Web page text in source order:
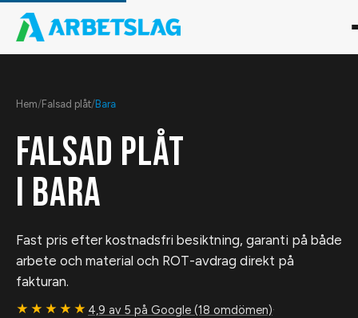
Hem/Falsad plåt/Bara
FALSAD PLÅT
I BARA
Fast pris efter kostnadsfri besiktning, garanti på både
arbete och material och ROT-avdrag direkt på
fakturan.
★★★★★ 4,9 av 5 på Google (18 omdömen)·